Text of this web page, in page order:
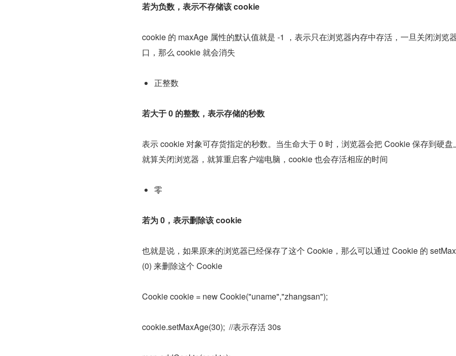
若为负数，表示不存储该 cookie
cookie 的 maxAge 属性的默认值就是 -1 ，表示只在浏览器内存中存活，一旦关闭浏览
口，那么 cookie 就会消失
正整数
若大于 0 的整数，表示存储的秒数
表示 cookie 对象可存货指定的秒数。当生命大于 0 时，浏览器会把 Cookie 保存到硬盘
就算关闭浏览器，就算重启客户端电脑，cookie 也会存活相应的时间
零
若为 0，表示删除该 cookie
也就是说，如果原来的浏览器已经保存了这个 Cookie，那么可以通过 Cookie 的
(0) 来删除这个 Cookie
Cookie cookie = new Cookie("uname","zhangsan");
cookie.setMaxAge(30);  //表示存活 30s